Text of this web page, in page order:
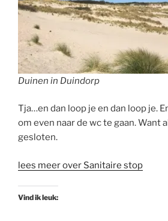
Duinen in Duindorp
Tja…en dan loop je en dan loop je.
om even naar de wc te gaan. Want
gesloten.
lees meer over Sanitaire stop
Vind ik leuk: